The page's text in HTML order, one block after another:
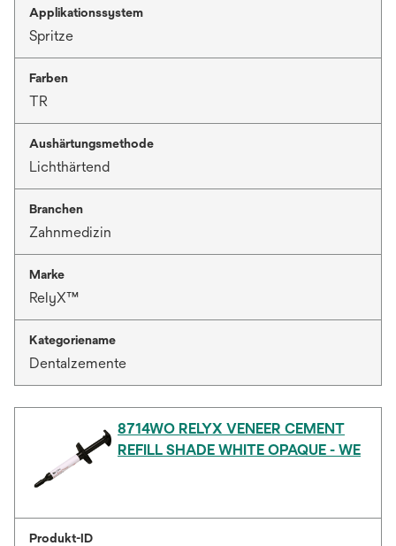
Applikationssystem
Spritze
Farben
TR
Aushärtungsmethode
Lichthärtend
Branchen
Zahnmedizin
Marke
RelyX™
Kategoriename
Dentalzemente
8714WO RELYX VENEER CEMENT
REFILL SHADE WHITE OPAQUE - WE
Produkt-ID